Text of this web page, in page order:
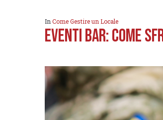
In Come Gestire un Locale
Eventi Bar: come